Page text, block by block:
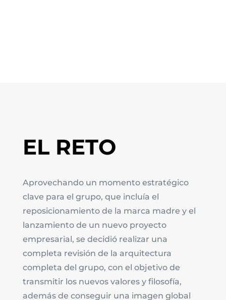
EL RETO
Aprovechando un momento estratégico
clave para el grupo, que incluía el
reposicionamiento de la marca madre y el
lanzamiento de un nuevo proyecto
empresarial, se decidió realizar una
completa revisión de la arquitectura
completa del grupo, con el objetivo de
transmitir los nuevos valores y filosofía,
además de conseguir una imagen global